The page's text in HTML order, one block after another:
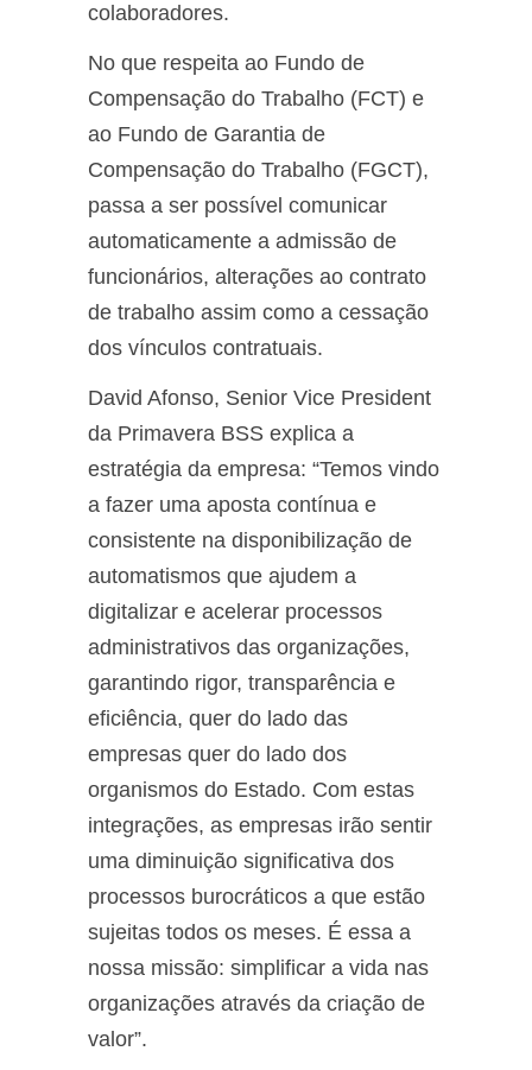
colaboradores.
No que respeita ao Fundo de
Compensação do Trabalho (FCT) e
ao Fundo de Garantia de
Compensação do Trabalho (FGCT),
passa a ser possível comunicar
automaticamente a admissão de
funcionários, alterações ao contrato
de trabalho assim como a cessação
dos vínculos contratuais.
David Afonso, Senior Vice President
da Primavera BSS explica a
estratégia da empresa: “Temos vindo
a fazer uma aposta contínua e
consistente na disponibilização de
automatismos que ajudem a
digitalizar e acelerar processos
administrativos das organizações,
garantindo rigor, transparência e
eficiência, quer do lado das
empresas quer do lado dos
organismos do Estado. Com estas
integrações, as empresas irão sentir
uma diminuição significativa dos
processos burocráticos a que estão
sujeitas todos os meses. É essa a
nossa missão: simplificar a vida nas
organizações através da criação de
valor”.